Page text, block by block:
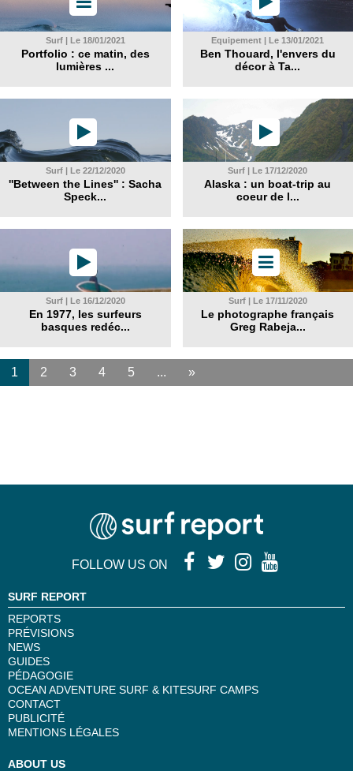
Surf | Le 18/01/2021
Portfolio : ce matin, des
lumières ...
Equipement | Le 13/01/2021
Ben Thouard, l'envers du
décor à Ta...
Surf | Le 22/12/2020
''Between the Lines'' : Sacha
Speck...
Surf | Le 17/12/2020
Alaska : un boat-trip au
coeur de l...
Surf | Le 16/12/2020
En 1977, les surfeurs
basques redéc...
Surf | Le 17/11/2020
Le photographe français
Greg Rabeja...
1 2 3 4 5 ... »
FOLLOW US ON
SURF REPORT
REPORTS
PRÉVISIONS
NEWS
GUIDES
PÉDAGOGIE
OCEAN ADVENTURE SURF & KITESURF CAMPS
CONTACT
PUBLICITÉ
MENTIONS LÉGALES
ABOUT US